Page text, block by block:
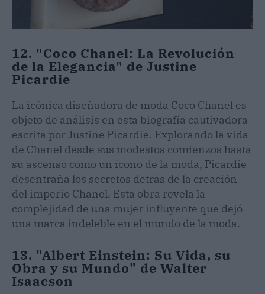
12. "Coco Chanel: La Revolución
de la Elegancia" de Justine
Picardie
La icónica diseñadora de moda Coco Chanel es
objeto de análisis en esta biografía cautivadora
escrita por Justine Picardie. Explorando la vida
de Chanel desde sus modestos comienzos hasta
su ascenso como un ícono de la moda, Picardie
desentraña los secretos detrás de la creación
del imperio Chanel. Esta obra revela la
complejidad de una mujer influyente que dejó
una marca indeleble en el mundo de la moda.
13. "Albert Einstein: Su Vida, su
Obra y su Mundo" de Walter
Isaacson